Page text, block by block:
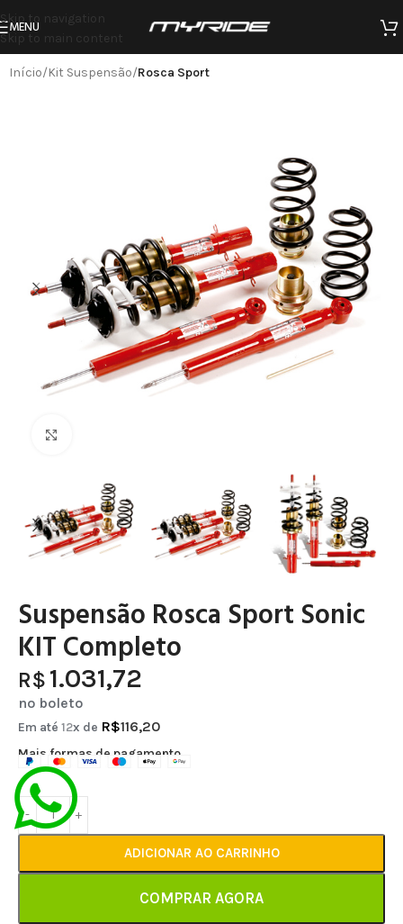
Skip to navigation
Skip to main content
MENU
Início Kit Suspensão Rosca Sport
Suspensão Rosca Sport Sonic
KIT Completo
R$ 1.031,72
no boleto
Em até 12x de R$116,20
Mais formas de pagamento
ADICIONAR AO CARRINHO
COMPRAR AGORA